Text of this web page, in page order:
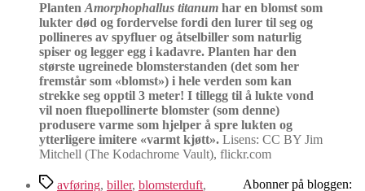
Planten Amorphophallus titanum har en blomst som
lukter død og fordervelse fordi den lurer til seg og
pollineres av spyfluer og åtselbiller som naturlig
spiser og legger egg i kadavre. Planten har den
største ugreinede blomsterstanden (det som her
fremstår som «blomst») i hele verden som kan
strekke seg opptil 3 meter! I tillegg til å lukte vond
vil noen fluepollinerte blomster (som denne)
produsere varme som hjelper å spre lukten og
ytterligere imitere «varmt kjøtt». Lisens: CC BY Jim
Mitchell (The Kodachrome Vault), flickr.com
Abonner på bloggen:
Stikkord
avføring, biller, blomsterduft,